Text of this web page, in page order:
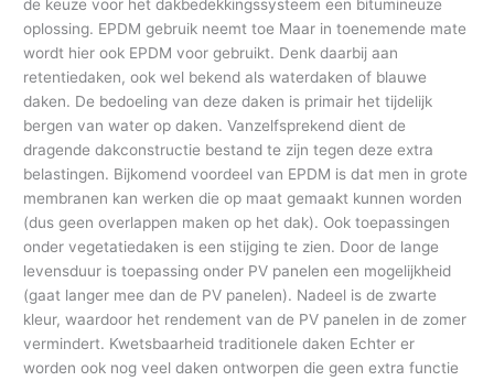
de keuze voor het dakbedekkingssysteem een bitumineuze
oplossing. EPDM gebruik neemt toe Maar in toenemende mate
wordt hier ook EPDM voor gebruikt. Denk daarbij aan
retentiedaken, ook wel bekend als waterdaken of blauwe
daken. De bedoeling van deze daken is primair het tijdelijk
bergen van water op daken. Vanzelfsprekend dient de
dragende dakconstructie bestand te zijn tegen deze extra
belastingen. Bijkomend voordeel van EPDM is dat men in grote
membranen kan werken die op maat gemaakt kunnen worden
(dus geen overlappen maken op het dak). Ook toepassingen
onder vegetatiedaken is een stijging te zien. Door de lange
levensduur is toepassing onder PV panelen een mogelijkheid
(gaat langer mee dan de PV panelen). Nadeel is de zwarte
kleur, waardoor het rendement van de PV panelen in de zomer
vermindert. Kwetsbaarheid traditionele daken Echter er
worden ook nog veel daken ontworpen die geen extra functie